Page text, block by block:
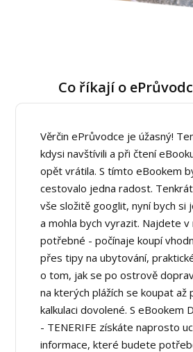
Co říkají o
Věrčin ePrůvodce je úžasný!
kdysi navštívili a při čtení
opět vrátila. S tímto eBookem
cestovalo jedna radost.
vše složitě googlit, nyní bych si
a mohla bych vyrazit. Najdete v
potřebné - počínaje koupí
přes tipy na ubytování,
o tom, jak se po ostrově
na kterých plážích se koupat až
kalkulaci dovolené. S eBookem
- TENERIFE získáte naprosto
informace, které budete